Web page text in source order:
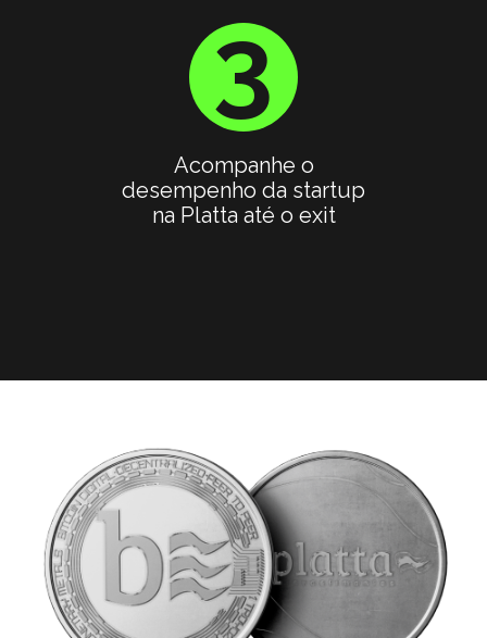
3
Acompanhe o
desempenho da startup
na Platta até o exit